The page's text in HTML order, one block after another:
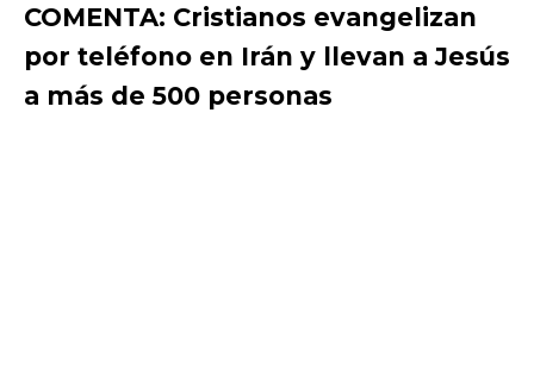
COMENTA: Cristianos evangelizan
por teléfono en Irán y llevan a Jesús
a más de 500 personas